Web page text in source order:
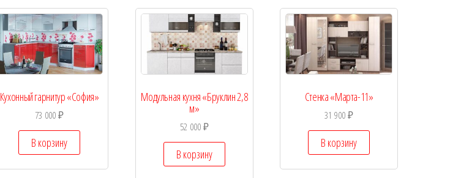
Кухонный гарнитур «София»
73 000₽
В корзину
Модульная кухня «Бруклин 2,8
м»
52 000₽
В корзину
Стенка «Марта-11»
31 900₽
В корзину